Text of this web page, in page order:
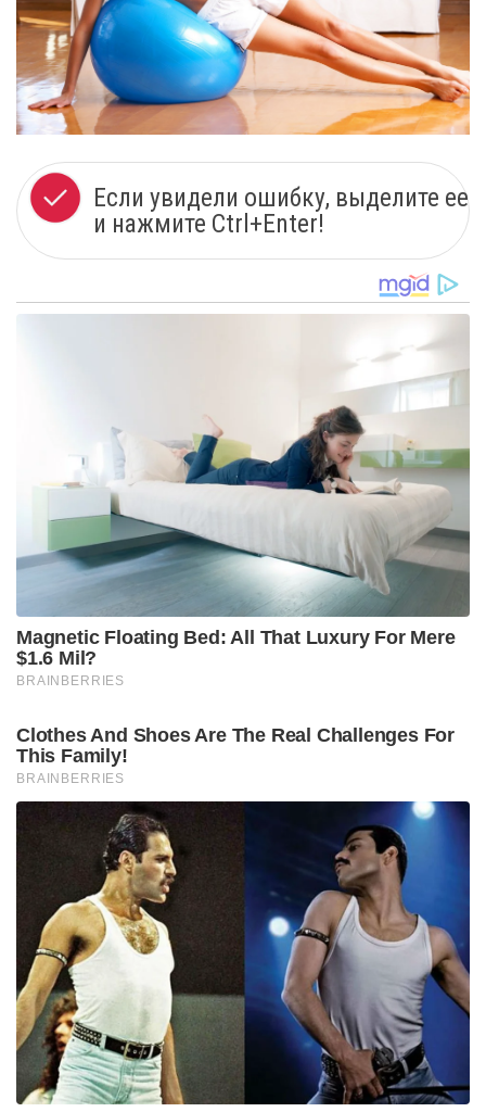
Если увидели ошибку, выделите ее
и нажмите Ctrl+Enter!
Magnetic Floating Bed: All That Luxury For Mere
$1.6 Mil?
BRAINBERRIES
Clothes And Shoes Are The Real Challenges For
This Family!
BRAINBERRIES